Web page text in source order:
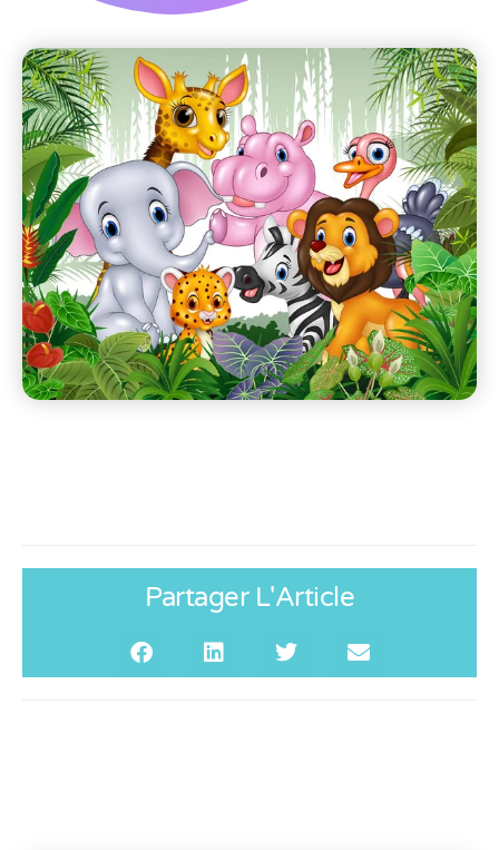
Partager L'Article